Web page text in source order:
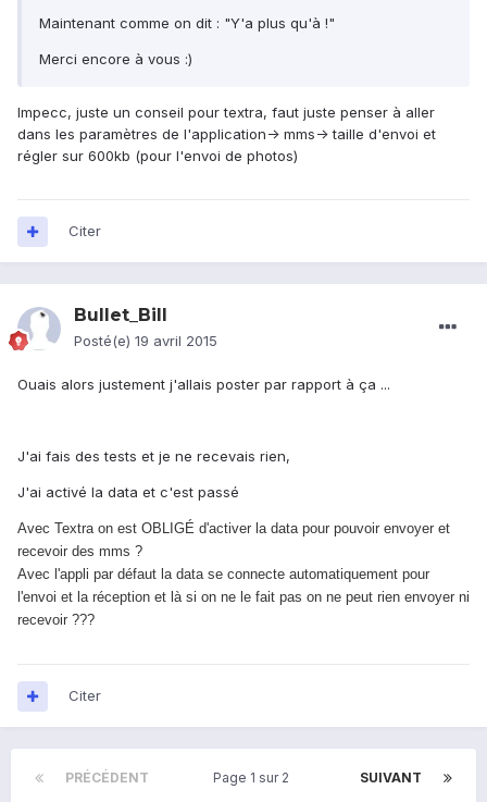
Maintenant comme on dit : "Y'a plus qu'à !"
Merci encore à vous :)
Impecc, juste un conseil pour textra, faut juste penser à aller
dans les paramètres de l'application-> mms-> taille d'envoi et
régler sur 600kb (pour l'envoi de photos)
Citer
Bullet_Bill
Posté(e) 19 avril 2015
Ouais alors justement j'allais poster par rapport à ça ...
J'ai fais des tests et je ne recevais rien,
J'ai activé la data et c'est passé
Avec Textra on est OBLIGÉ d'activer la data pour pouvoir envoyer et
recevoir des mms ?
Avec l'appli par défaut la data se connecte automatiquement pour
l'envoi et la réception et là si on ne le fait pas on ne peut rien envoyer ni
recevoir ???
Citer
PRÉCÉDENT SUIVANT
Page 1 sur 2